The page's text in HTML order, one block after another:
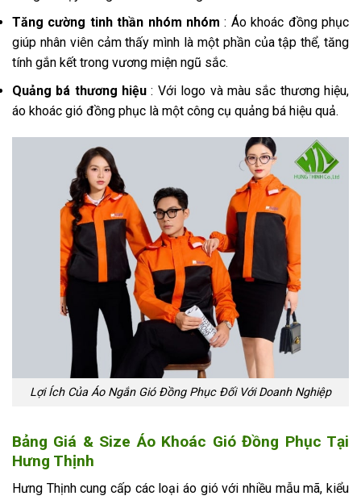
Tăng cường tinh thần nhóm nhóm : Áo khoác đồng phục
giúp nhân viên cảm thấy mình là một phần của tập thể, tăng
tính gắn kết trong vương miện ngũ sắc.
Quảng bá thương hiệu : Với logo và màu sắc thương hiệu,
áo khoác gió đồng phục là một công cụ quảng bá hiệu quả.
Lợi Ích Của Áo Ngắn Gió Đồng Phục Đối Với Doanh Nghiệp
Bảng Giá & Size Áo Khoác Gió Đồng Phục Tại
Hưng Thịnh
Hưng Thịnh cung cấp các loại áo gió với nhiều mẫu mã, kiểu